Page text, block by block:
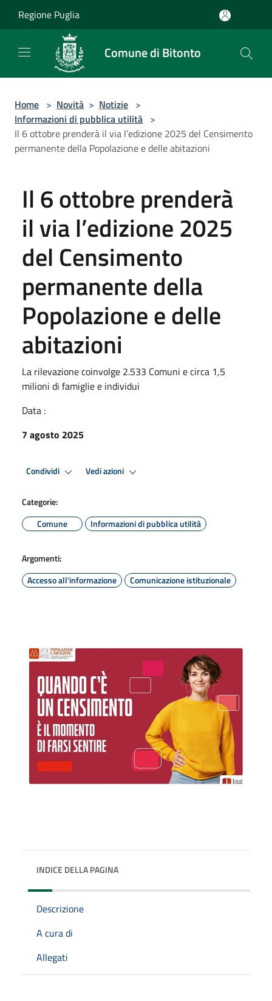
Regione Puglia
Comune di Bitonto
Home > Novità > Notizie >
Informazioni di pubblica utilità >
Il 6 ottobre prenderà il via l’edizione 2025 del Censimento
permanente della Popolazione e delle abitazioni
Il 6 ottobre prenderà
il via l’edizione 2025
del Censimento
permanente della
Popolazione e delle
abitazioni
La rilevazione coinvolge 2.533 Comuni e circa 1,5
milioni di famiglie e individui
Data :
7 agosto 2025
Condividi Vedi azioni
Categorie:
Comune
Informazioni di pubblica utilità
Argomenti:
Accesso all'informazione
Comunicazione istituzionale
INDICE DELLA PAGINA
Descrizione
A cura di
Allegati